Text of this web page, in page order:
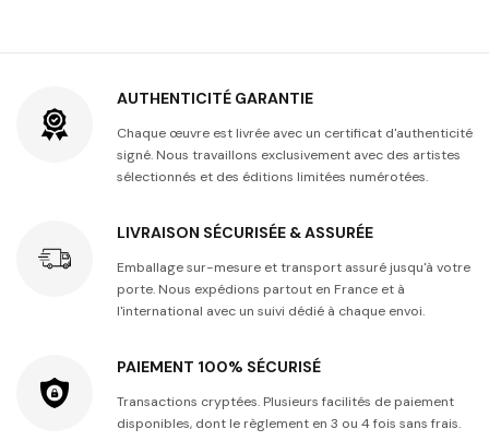
AUTHENTICITÉ GARANTIE
Chaque œuvre est livrée avec un certificat d'authenticité
signé. Nous travaillons exclusivement avec des artistes
sélectionnés et des éditions limitées numérotées.
LIVRAISON SÉCURISÉE & ASSURÉE
Emballage sur-mesure et transport assuré jusqu'à votre
porte. Nous expédions partout en France et à
l'international avec un suivi dédié à chaque envoi.
PAIEMENT 100% SÉCURISÉ
Transactions cryptées. Plusieurs facilités de paiement
disponibles, dont le règlement en 3 ou 4 fois sans frais.